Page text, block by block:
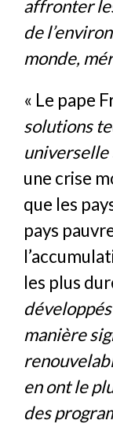
affronter
de
monde,
« Le pape
solutions
universelle
une crise
que les
pays
les plus
manière
en ont le
des